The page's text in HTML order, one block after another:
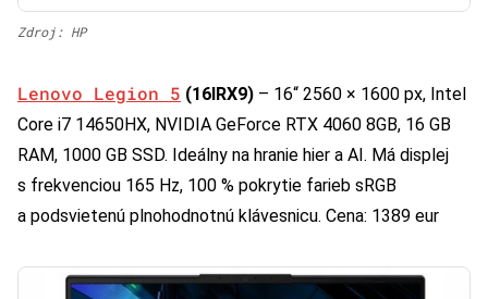
Zdroj: HP
Lenovo Legion 5 (16IRX9) – 16“ 2560 × 1600 px, Intel
Core i7 14650HX, NVIDIA GeForce RTX 4060 8GB, 16 GB
RAM, 1000 GB SSD. Ideálny na hranie hier a AI. Má displej
s frekvenciou 165 Hz, 100 % pokrytie farieb sRGB
a podsvietenú plnohodnotnú klávesnicu. Cena: 1389 eur